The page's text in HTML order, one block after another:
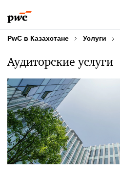
to
content
to
footer
PwC в Казахстане Услуги
Аудиторские услуги